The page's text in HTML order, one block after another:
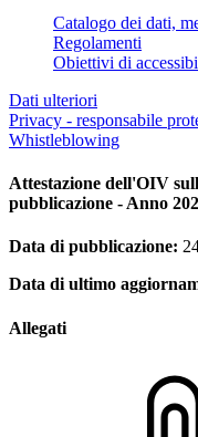
Catalogo dei dati,
Regolamenti
Obiettivi di
Dati ulteriori
Privacy - responsabile
Whistleblowing
Attestazione dell'OIV
pubblicazione - Anno
Data di pubblicazione:
Data di ultimo
Allegati